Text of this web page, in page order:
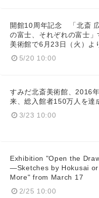
開館10周年記念 「北斎
の富士、それぞれの富士」
美術館で6月23日（火）よ
5/20 10:00
すみだ北斎美術館、2016
来、総入館者150万人を達
3/23 10:00
Exhibition "Open the
—Sketches by Hokusai
More" from March 17
2/25 10:00